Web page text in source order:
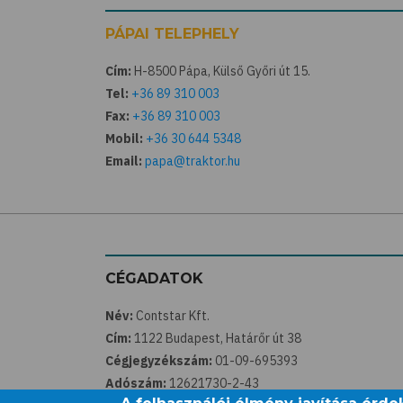
PÁPAI TELEPHELY
Cím: H-8500 Pápa, Külső Győri út 15.
Tel: +36 89 310 003
Fax: +36 89 310 003
Mobil: +36 30 644 5348
Email: papa@traktor.hu
CÉGADATOK
Név: Contstar Kft.
Cím: 1122 Budapest, Határőr út 38
Cégjegyzékszám: 01-09-695393
Adószám: 12621730-2-43